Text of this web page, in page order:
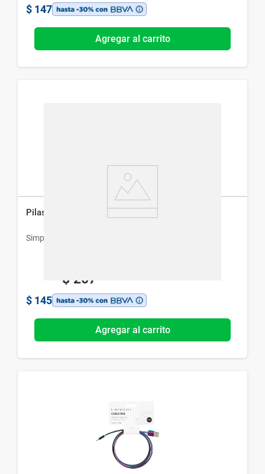
$ 147
Agregar al carrito
Pilas Alcalinas Simplicity AA x 6 un + 2 un Gratis
Simplicity
$ 207
$ 145
Agregar al carrito